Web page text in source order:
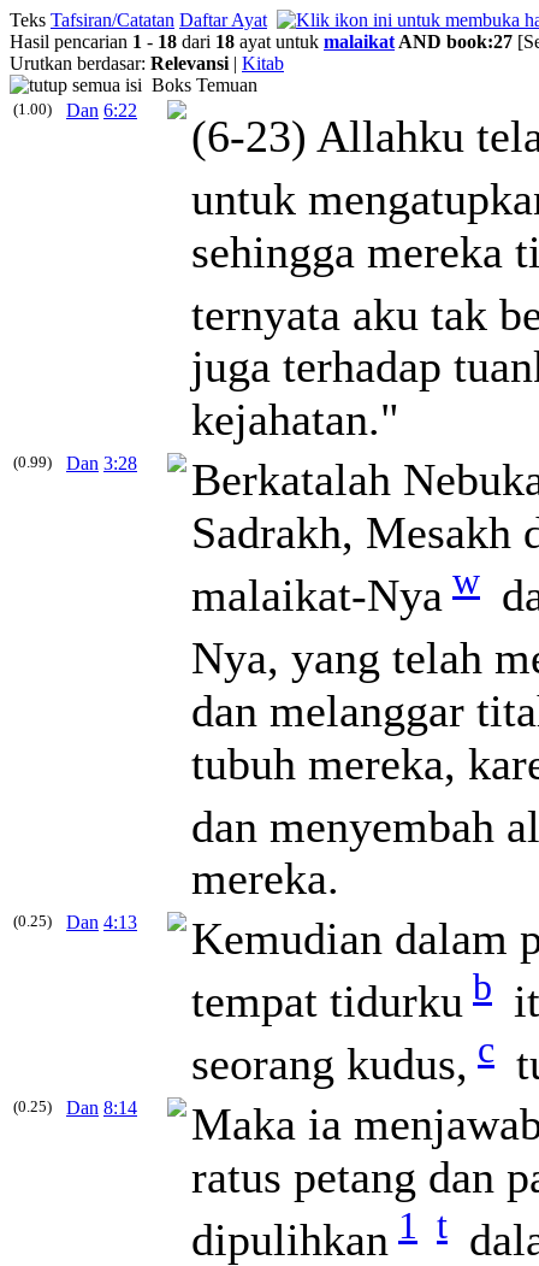
Teks Tafsiran/Catatan Daftar Ayat
Hasil pencarian 1 - 18 dari 18 ayat untuk malaikat AND book:27
Urutkan berdasar: Relevansi | Kitab
Boks Temuan
(1.00) Dan 6:22
(6-23) Allahku
untuk
sehingga mereka
ternyata aku tak
juga terhadap
kejahatan."
(0.99) Dan 3:28
Berkatalah
Sadrakh, Mesakh
malaikat-Nya w
Nya, yang telah
dan melanggar
tubuh mereka,
dan menyembah
mereka.
(0.25) Dan 4:13
Kemudian dalam
tempat tidurku b
seorang kudus, c
(0.25) Dan 8:14
Maka ia
ratus petang dan
dipulihkan 1 t